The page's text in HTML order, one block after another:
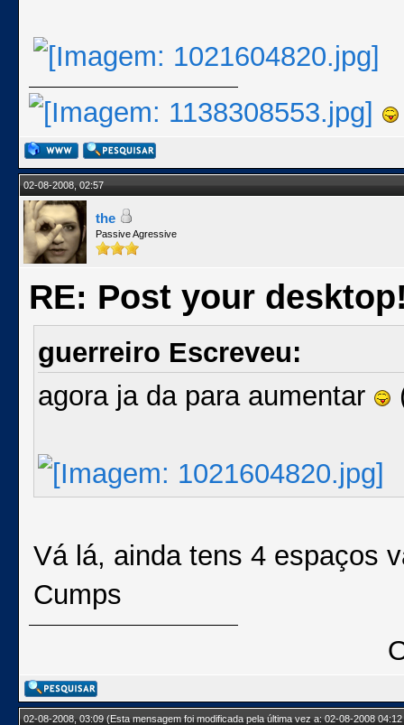
02-08-2008, 02:57
the
Passive Agressive
RE: Post your
guerreiro Escreveu:
agora ja da para aumentar
Vá lá, ainda tens 4 espaços
Cumps
02-08-2008, 03:09(Esta mensagem foi modificada pela última vez a: 02-08-2008